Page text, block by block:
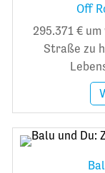
Off
295.371 €
Straße zu